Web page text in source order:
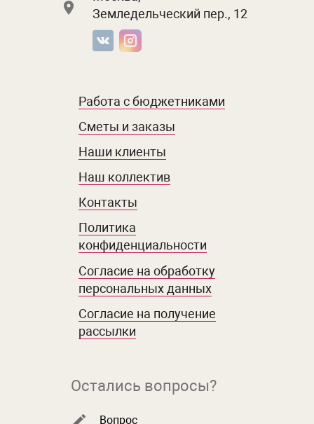
Земледельческий пер., 12
Работа с бюджетниками
Сметы и заказы
Наши клиенты
Наш коллектив
Контакты
Политика
конфиденциальности
Согласие на обработку
персональных данных
Согласие на получение
рассылки
Остались вопросы?
Вопрос